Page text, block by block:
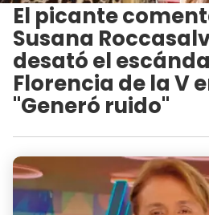
El picante
Susana
desató el
Florencia de la V
"Generó ruido"